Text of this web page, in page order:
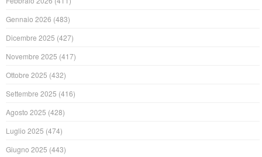
Gennaio 2026 (483)
Dicembre 2025 (427)
Novembre 2025 (417)
Ottobre 2025 (432)
Settembre 2025 (416)
Agosto 2025 (428)
Luglio 2025 (474)
Giugno 2025 (443)